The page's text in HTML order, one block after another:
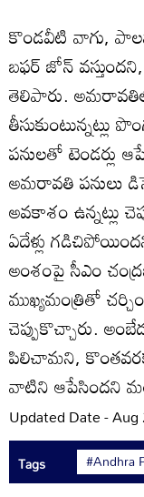
కొండవీటి వాగు,
బఫర్ జోన్
తెలిపారు.
తీసుకుంటున్నట్లు
పనులతో టెండర్లు
అమరావతి పనులు
అవకాశం ఉన్నట్లు
ఏదేళ్లు
అంశంపై సీఎం
ముఖ్యమంత్రితో
చెప్పుకొచ్చారు.
పిలిచామని,
వాటిని ఆపేసిందని
Updated Date -
Tags #Andhra